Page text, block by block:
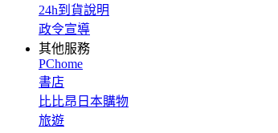
24h到貨說明
政令宣導
其他服務
PChome
書店
比比昂日本購物
旅遊